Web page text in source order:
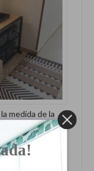
medida de la
en la
con pintura
cristal Colocar
arcón y cortar